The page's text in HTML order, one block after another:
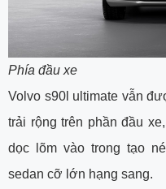
Phía đầu xe
Volvo s90l ultimate vẫn
trải rộng trên phần đầu
dọc lõm vào trong tạo
sedan cỡ lớn hạng sang.